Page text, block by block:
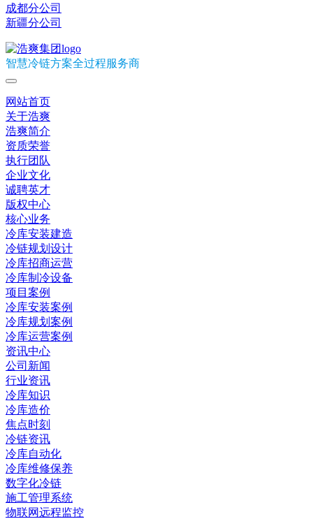
成都分公司
新疆分公司
智慧冷链方案全过程服务商
网站首页
关于浩爽
浩爽简介
资质荣誉
执行团队
企业文化
诚聘英才
版权中心
核心业务
冷库安装建造
冷链规划设计
冷库招商运营
冷库制冷设备
项目案例
冷库安装案例
冷库规划案例
冷库运营案例
资讯中心
公司新闻
行业资讯
冷库知识
冷库造价
焦点时刻
冷链资讯
冷库自动化
冷库维修保养
数字化冷链
施工管理系统
物联网远程监控